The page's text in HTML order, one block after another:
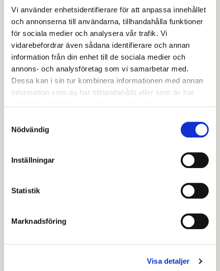
Vi använder enhetsidentifierare för att anpassa innehållet
och annonserna till användarna, tillhandahålla funktioner
för sociala medier och analysera vår trafik. Vi
vidarebefordrar även sådana identifierare och annan
information från din enhet till de sociala medier och
annons- och analysföretag som vi samarbetar med.
Dessa kan i sin tur kombinera informationen med annan
information som du har tillhandahållit eller som de har
Nödvändig
Inställningar
Statistik
Marknadsföring
Visa detaljer
Vem gäller oron?
Vad är du orolig för?
Hur länge har du känt oro för barnet eller
ungdomen?
Tror du att det är akut fara för barnet eller
ungdomen? I såfall hur?
Känner barnet, ungdomen eller föräldrarna till att
Vad händer efter en
anmälan?
Skyddsbedömning
skyddsbedömning omedelbart. Detta innebär att
det bedöms om barnet/ungdomen är i akut fara eller
inte. Om barnet är i akut fara ansvarar vi för dess